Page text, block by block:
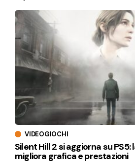
VIDEOGIOCHI
Silent Hill 2 si aggiorna su PS5:
migliora grafica e prestazioni